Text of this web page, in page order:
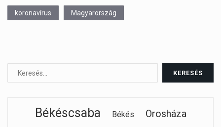
koronavírus Magyarország
Békéscsaba Békés
Orosháza